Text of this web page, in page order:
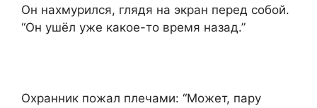
Он нахмурился, глядя на экран перед собой.
“Он ушёл уже какое-то время назад.”
Охранник пожал плечами: “Может, пару